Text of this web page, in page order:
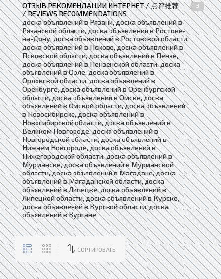
ОТЗЫВ РЕКОМЕНДАЦИИ ИНТЕРНЕТ / 点评推荐
/ REVIEWS RECOMMENDATIONS
3
доска объявлений в Рязани, доска объявлений в
Рязанской области, доска объявлений в Ростове-
на-Дону, доска объявлений в Ростовской области,
доска объявлений в Пскове, доска объявлений в
Псковской области, доска объявлений в Пензе,
доска объявлений в Пензенской области, доска
объявлений в Орле, доска объявлений в
Орловской области, доска объявлений в
Оренбурге, доска объявлений в Оренбургской
области, доска объявлений в Омске, доска
объявлений в Омской области, доска объявлений
в Новосибирске, доска объявлений в
Новосибирской области, доска объявлений в
Великом Новгороде, доска объявлений в
Новгородской области, доска объявлений в
Нижнем Новгороде, доска объявлений в
Нижегородской области, доска объявлений в
Мурманске, доска объявлений в Мурманской
области, доска объявлений в Магадане, доска
объявлений в Магаданской области, доска
объявлений в Липецке, доска объявлений в
Липецкой области, доска объявлений в Курске,
доска объявлений в Курской области, доска
объявлений в Кургане
СОРТИРОВАТЬ